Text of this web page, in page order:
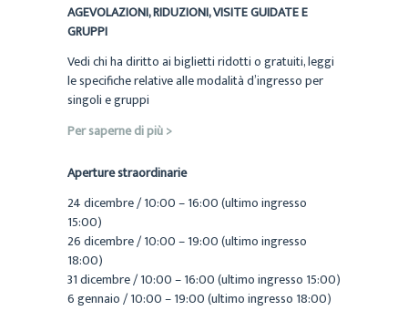
AGEVOLAZIONI, RIDUZIONI, VISITE GUIDATE E
GRUPPI
Vedi chi ha diritto ai biglietti ridotti o gratuiti, leggi
le specifiche relative alle modalità d’ingresso per
singoli e gruppi
Per saperne di più >
Aperture straordinarie
24 dicembre / 10:00 – 16:00 (ultimo ingresso
15:00)
26 dicembre / 10:00 – 19:00 (ultimo ingresso
18:00)
31 dicembre / 10:00 – 16:00 (ultimo ingresso 15:00)
6 gennaio / 10:00 – 19:00 (ultimo ingresso 18:00)